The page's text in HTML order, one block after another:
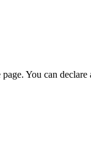
You can